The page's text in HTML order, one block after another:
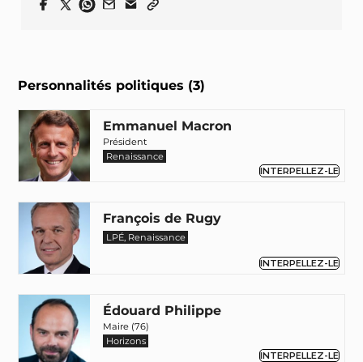
Personnalités politiques (3)
Emmanuel Macron
Président
Renaissance
INTERPELLEZ-LE
François de Rugy
LPÉ, Renaissance
INTERPELLEZ-LE
Édouard Philippe
Maire (76)
Horizons
INTERPELLEZ-LE